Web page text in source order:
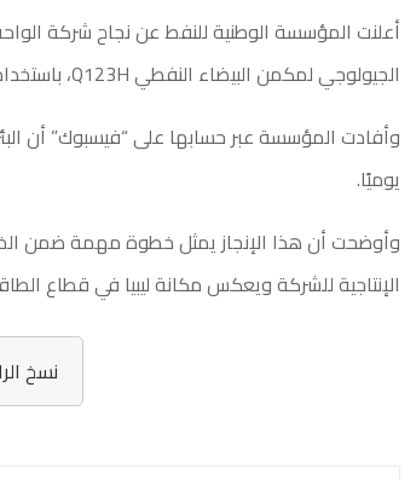
أعلنت المؤسسة الوطنية للنفط عن نجاح شركة
الجيولوجي لمكمن البيضاء النفطي Q123H، باستخدام أحدث تقنيات الحفر الموجَّه.
يوميًا.
وأوضحت أن هذا الإنجاز يمثل خطوة مهمة ضمن
الإنتاجية للشركة ويعكس مكانة ليبيا في قطاع
نسخ